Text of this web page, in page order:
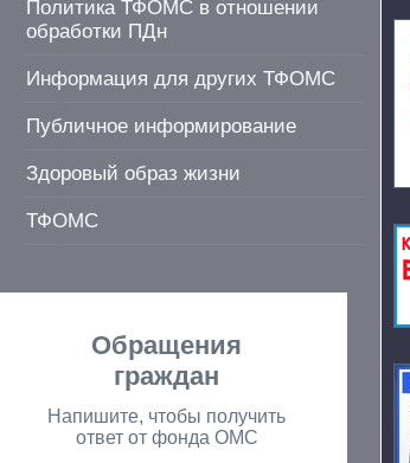
Политика ТФОМС в отношении
обработки ПДн
Информация для других ТФОМС
Публичное информирование
Здоровый образ жизни
ТФОМС
Обращения
граждан
Напишите, чтобы получить
ответ от фонда ОМС